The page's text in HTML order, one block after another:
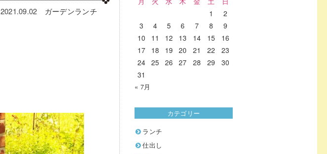
2021.09.02 ガーデンランチ
1
2
3
4 5 6 7 8
9
10
11 12 13 14 15
16
17
18 19 20 21 22
23
24 25 26 27 28 29
30
31
« 7月
カテゴリー
ランチ
仕出し